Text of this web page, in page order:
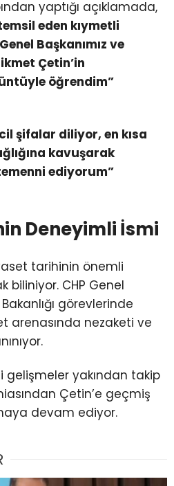
yaptığı açıklamada,
eden kıymetli
Başkanımız ve
Çetin’in
öğrendim”
şifalar diliyor, en kısa
kavuşarak
ediyorum”
Deneyimli İsmi
tarihinin önemli
biliniyor. CHP Genel
Bakanlığı görevlerinde
arenasında nezaketi ve
gelişmeler yakından takip
Çetin’e geçmiş
devam ediyor.